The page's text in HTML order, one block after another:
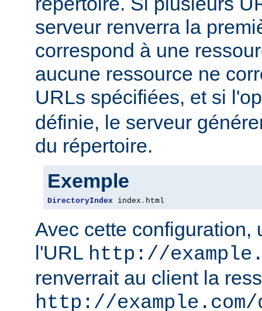
serveur renverra la
correspond à une
aucune ressource ne
URLs spécifiées, et si
définie, le serveur
du répertoire.
Exemple
DirectoryIndex index . html
Avec cette configuration,
l'URL http://
renverrait au client la
http://